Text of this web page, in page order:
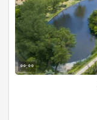
00:00